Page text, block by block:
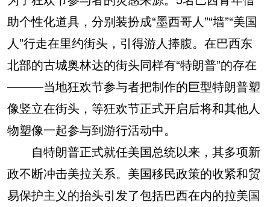
助个性化道具，分别装扮成“墨西哥人”“墙”“美国
人”行走在里约街头，引得游人捧腹。在巴西东
北部的古城奥林达的街头同样有“特朗普”的存在
———当地狂欢节参与者把制作的巨型特朗普塑
像竖立在街头，等狂欢节正式开启后将和其他人
物塑像一起参与到游行活动中。
自特朗普正式就任美国总统以来，其多项新
政不断冲击美拉关系。美国移民政策的收紧和贸
易保护主义的抬头引发了包括巴西在内的拉美国